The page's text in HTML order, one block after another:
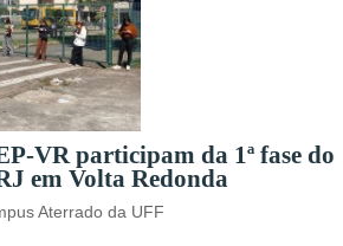
VR participam da 1ª fase do
em Volta Redonda
Aterrado da UFF